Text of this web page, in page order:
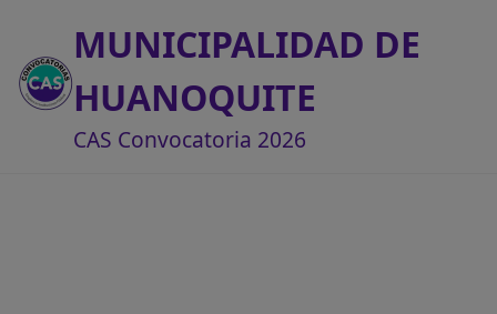
MUNICIPALIDAD DE
HUANOQUITE
CAS Convocatoria 2026